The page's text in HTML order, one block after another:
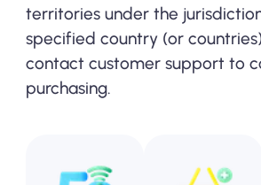
territories under the
specified country (or
contact customer support to
purchasing.